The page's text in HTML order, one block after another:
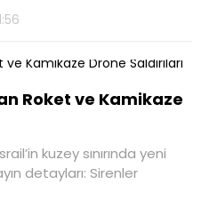
Roket ve Kamikaze
kuzey sınırında yeni
detayları: Sirenler